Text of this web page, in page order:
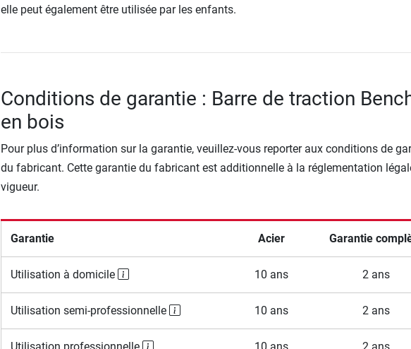
elle peut également être utilisée par les enfants.
Conditions de garantie : Barre de traction
en bois
Pour plus d’information sur la garantie, veuillez-vous reporter aux conditions de
du fabricant. Cette garantie du fabricant est additionnelle à la réglementation
vigueur.
Garantie Acier Garantie
Utilisation à domicile 10 ans 2 ans
Utilisation semi-professionnelle 10 ans 2 ans
Utilisation professionnelle 10 ans 2 ans